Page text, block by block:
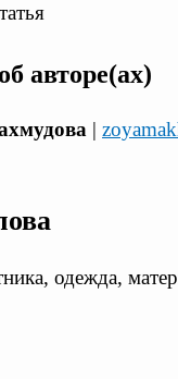
авторе(ах)
|
одежда,